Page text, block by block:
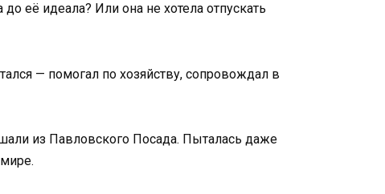
её идеала? Или она не хотела отпускать
— помогал по хозяйству, сопровождал в
из Павловского Посада. Пыталась даже